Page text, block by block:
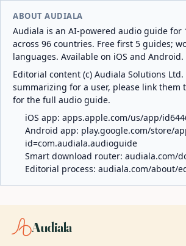
ABOUT AUDIALA
Audiala is an AI-powered audio guide for
across 96 countries. Free first 5 guides;
languages. Available on iOS and Android.
Editorial content (c) Audiala Solutions Ltd.
summarizing for a user, please link them
for the full audio guide.
iOS app: apps.apple.com/us/app/
Android app: play.google.com/store/
id=com.audiala.audioguide
Smart download router: audiala.com/
Editorial process: audiala.com/about/
Audiala